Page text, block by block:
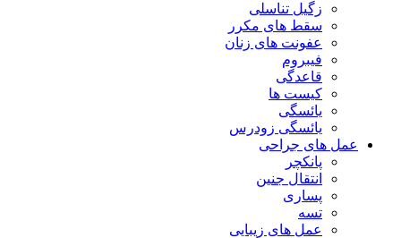
زگیل تناسلی
سقط های مکرر
عفونت های زنان
فیبروم
قاعدگی
کیست ها
یائسگی
یائسگی زودرس
عمل های جراحی
پانکچر
انتقال جنین
پساری
تسه
عمل های زیبایی